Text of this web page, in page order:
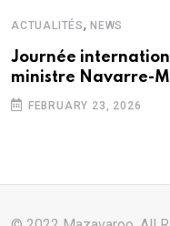
ACTUALITÉS, NEWS
Journée
ministre Navarre-
FEBRUARY 23, 2026